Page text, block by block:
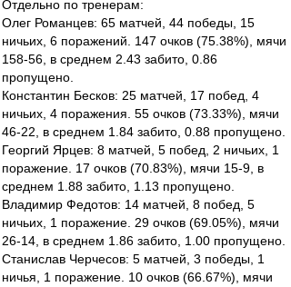
Отдельно по тренерам:
Олег Романцев: 65 матчей, 44 победы, 15
ничьих, 6 поражений. 147 очков (75.38%), мячи
158-56, в среднем 2.43 забито, 0.86
пропущено.
Константин Бесков: 25 матчей, 17 побед, 4
ничьих, 4 поражения. 55 очков (73.33%), мячи
46-22, в среднем 1.84 забито, 0.88 пропущено.
Георгий Ярцев: 8 матчей, 5 побед, 2 ничьих, 1
поражение. 17 очков (70.83%), мячи 15-9, в
среднем 1.88 забито, 1.13 пропущено.
Владимир Федотов: 14 матчей, 8 побед, 5
ничьих, 1 поражение. 29 очков (69.05%), мячи
26-14, в среднем 1.86 забито, 1.00 пропущено.
Станислав Черчесов: 5 матчей, 3 победы, 1
ничья, 1 поражение. 10 очков (66.67%), мячи